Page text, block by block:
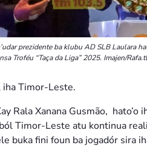
prezidente ba klubu AD SLB Laulara
Troféu “Taça da Liga” 2025. Imajen/Rafa.tl
Timor-Leste.
Rala Xanana Gusmão, hato’o
Timor-Leste atu kontinua
buka fini foun ba jogadór sira